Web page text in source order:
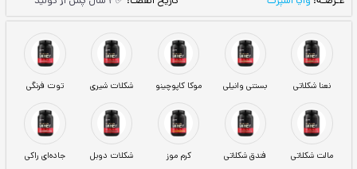
دلخواه
مقدار و وزن:📦 907 گرم